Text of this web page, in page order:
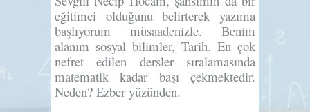
eğitimci olduğunu belirterek yazıma
başlıyorum müsaadenizle. Benim
alanım sosyal bilimler, Tarih. En çok
nefret edilen dersler sıralamasında
matematik kadar başı çekmektedir.
Neden? Ezber yüzünden.